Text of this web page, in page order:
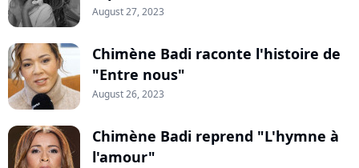
August 27, 2023
Chimène Badi raconte l'histoire de
"Entre nous"
August 26, 2023
Chimène Badi reprend "L'hymne à
l'amour"